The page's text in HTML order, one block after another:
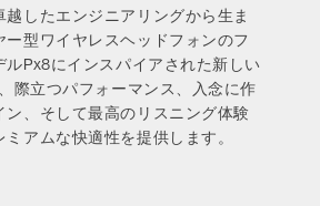
したエンジニアリングから生ま
型ワイヤレスヘッドフォンのフ
ルPx8にインスパイアされた新しい
際立つパフォーマンス、入念に作
ン、そして最高のリスニング体験
アムな快適性を提供します。